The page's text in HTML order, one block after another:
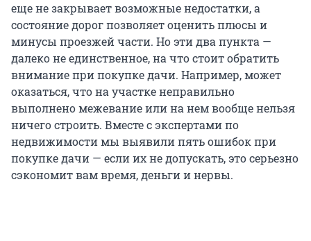
еще не закрывает возможные недостатки, а
состояние дорог позволяет оценить плюсы и
минусы проезжей части. Но эти два пункта —
далеко не единственное, на что стоит обратить
внимание при покупке дачи. Например, может
оказаться, что на участке неправильно
выполнено межевание или на нем вообще нельзя
ничего строить. Вместе с экспертами по
недвижимости мы выявили пять ошибок при
покупке дачи — если их не допускать, это серьезно
сэкономит вам время, деньги и нервы.